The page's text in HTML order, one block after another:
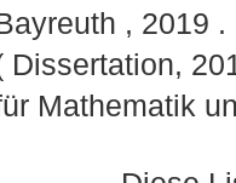
, 2019
Dissertation,
Mathematik